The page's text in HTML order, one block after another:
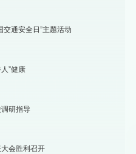
交通安全日”主题活动
”健康
研指导
会胜利召开